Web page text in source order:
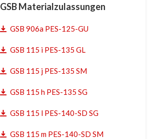
GSB Materialzulassungen
GSB 906a PES-125-GU
GSB 115 i PES-135 GL
GSB 115 j PES-135 SM
GSB 115 h PES-135 SG
GSB 115 l PES-140-SD SG
GSB 115 m PES-140-SD SM